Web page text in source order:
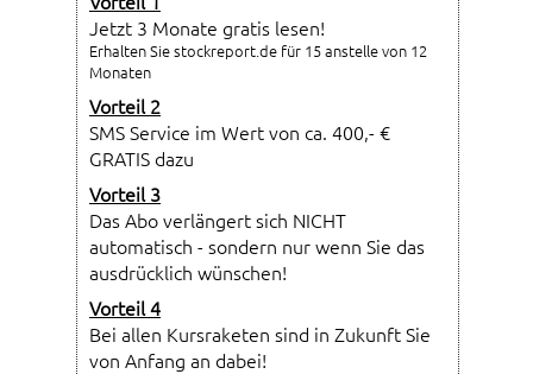
Jetzt 3 Monate gratis lesen!
Erhalten Sie stockreport.de für 15 anstelle von 12
Monaten
Vorteil 2
SMS Service im Wert von ca. 400,- €
GRATIS dazu
Vorteil 3
Das Abo verlängert sich NICHT
automatisch - sondern nur wenn Sie das
ausdrücklich wünschen!
Vorteil 4
Bei allen Kursraketen sind in Zukunft Sie
von Anfang an dabei!